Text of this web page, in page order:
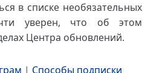
в списке необязательных
уверен, что об этом
Центра обновлений.
| Способы подписки